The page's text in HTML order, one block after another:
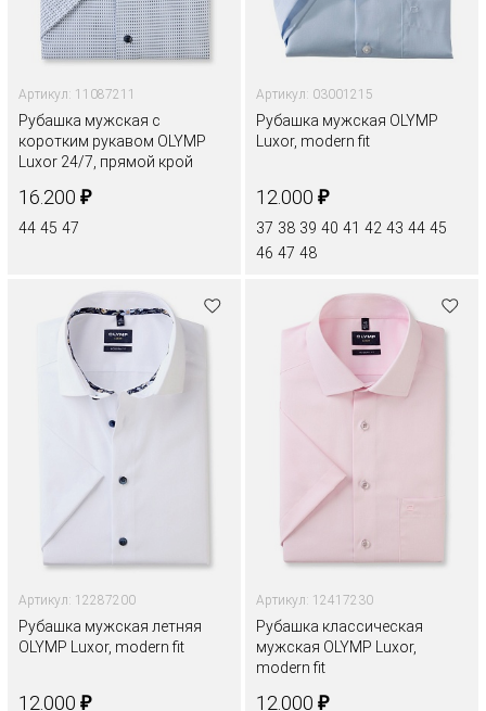
Артикул: 11087211
Рубашка мужская с
коротким рукавом OLYMP
Luxor 24/7, прямой крой
16.200 ₽
44 45 47
Артикул: 03001215
Рубашка мужская OLYMP
Luxor, modern fit
12.000 ₽
37 38 39 40 41 42 43 44 45
46 47 48
Артикул: 12287200
Рубашка мужская летняя
OLYMP Luxor, modern fit
12.000 ₽
Артикул: 12417230
Рубашка классическая
мужская OLYMP Luxor,
modern fit
12.000 ₽